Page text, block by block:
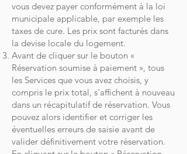
vous devez payer conformément à la loi
municipale applicable, par exemple les
taxes de cure. Les prix sont facturés dans
la devise locale du logement.
Avant de cliquer sur le bouton «
Réservation soumise à paiement », tous
les Services que vous avez choisis, y
compris le prix total, s'affichent à nouveau
dans un récapitulatif de réservation. Vous
pouvez alors identifier et corriger les
éventuelles erreurs de saisie avant de
valider définitivement votre réservation.